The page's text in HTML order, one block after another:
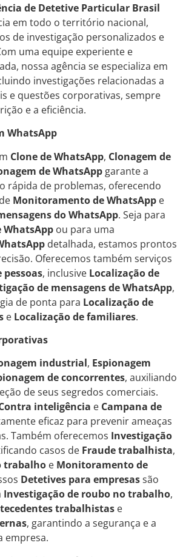
de Detetive Particular Brasil
em todo o território nacional,
de investigação personalizados e
uma equipe experiente e
nossa agência se especializa em
investigações relacionadas a
e questões corporativas, sempre
e a eficiência.
WhatsApp
Clone de WhatsApp, Clonagem de
de WhatsApp garante a
rápida de problemas, oferecendo
Monitoramento de WhatsApp e
do WhatsApp. Seja para
WhatsApp ou para uma
detalhada, estamos prontos
Oferecemos também serviços
pessoas, inclusive Localização de
de mensagens de WhatsApp,
de ponta para Localização de
e Localização de familiares.
industrial, Espionagem
de concorrentes, auxiliando
de seus segredos comerciais.
inteligência e Campana de
eficaz para prevenir ameaças
Também oferecemos Investigação
casos de Fraude trabalhista,
trabalho e Monitoramento de
Detetives para empresassão
Investigação de roubo no trabalho,
trabalhistas e
, garantindo a segurança e a
empresa.